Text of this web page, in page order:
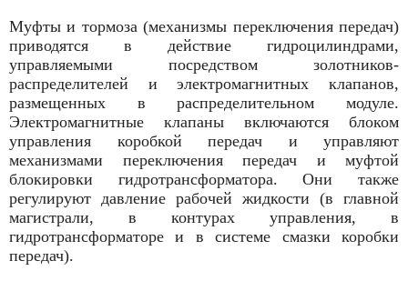
Муфты и тормоза (механизмы переключения передач)
приводятся в действие гидроцилиндрами,
управляемыми посредством золотников-
распределителей и электромагнитных клапанов,
размещенных в распределительном модуле.
Электромагнитные клапаны включаются блоком
управления коробкой передач и управляют
механизмами переключения передач и муфтой
блокировки гидротрансформатора. Они также
регулируют давление рабочей жидкости (в главной
магистрали, в контурах управления, в
гидротрансформаторе и в системе смазки коробки
передач).